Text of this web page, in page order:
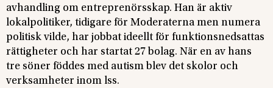
avhandling om entreprenörsskap. Han är aktiv
lokalpolitiker, tidigare för Moderaterna men numera
politisk vilde, har jobbat ideellt för funktionsnedsattas
rättigheter och har startat 27 bolag. När en av hans
tre söner föddes med autism blev det skolor och
verksamheter inom lss.